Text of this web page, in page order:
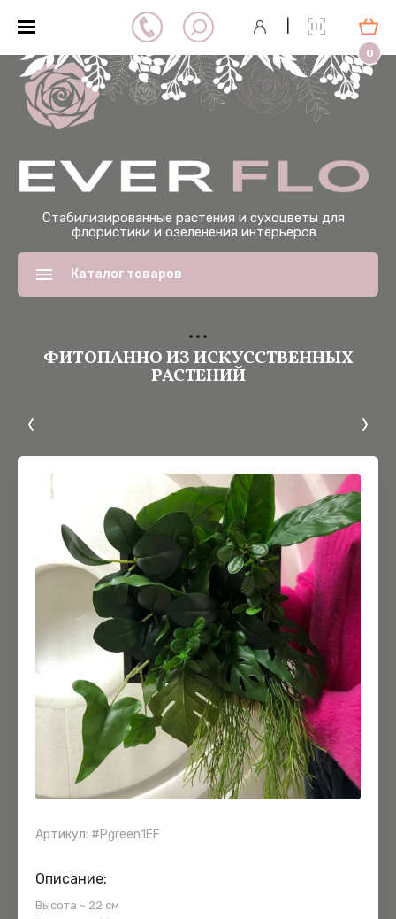
0
Стабилизированные растения и сухоцветы для
флористики и озеленения интерьеров
Каталог товаров
ФИТОПАННО ИЗ ИСКУССТВЕННЫХ
РАСТЕНИЙ
Артикул: #Pgreen1EF
Описание:
Высота ~ 22 см